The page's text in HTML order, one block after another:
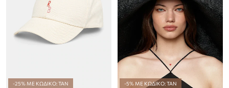
-25% ΜΕ ΚΩΔΙΚΟ: TAN -5% ΜΕ ΚΩΔΙΚΟ: TAN